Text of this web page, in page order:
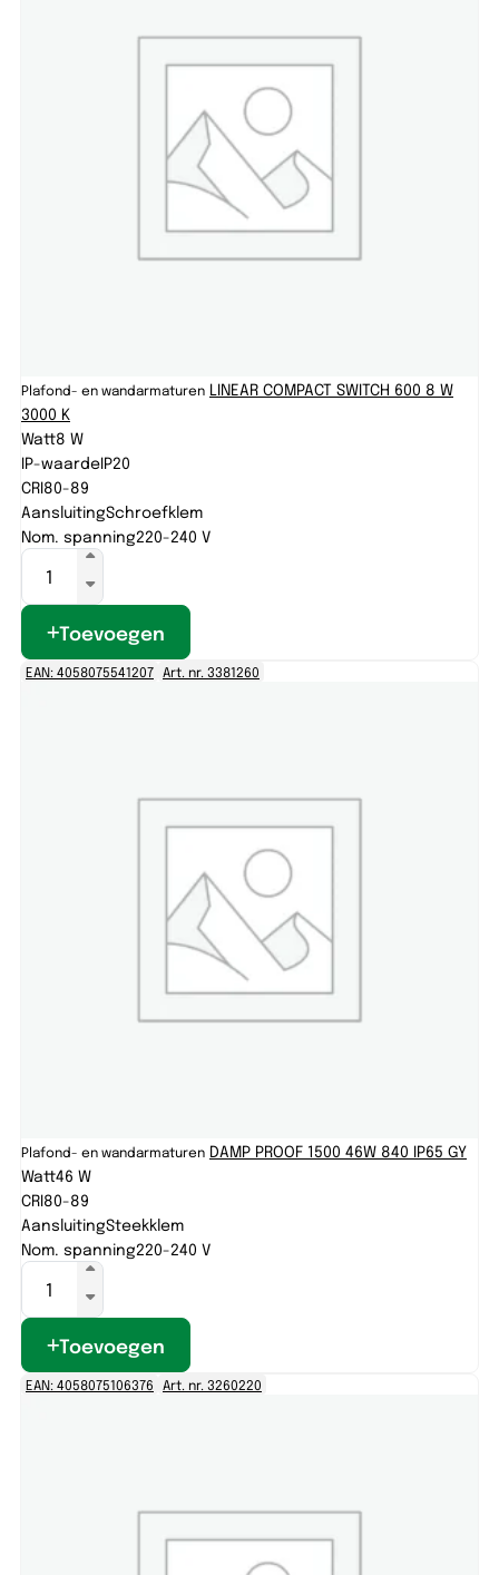
Plafond- en wandarmaturen LINEAR COMPACT SWITCH 600 8 W
3000 K
Watt8 W
IP-waardeIP20
CRI80-89
AansluitingSchroefklem
Nom. spanning220-240 V
Toevoegen
EAN: 4058075541207 Art. nr. 3381260
Plafond- en wandarmaturen DAMP PROOF 1500 46W 840 IP65 GY
Watt46 W
CRI80-89
AansluitingSteekklem
Nom. spanning220-240 V
Toevoegen
EAN: 4058075106376 Art. nr. 3260220